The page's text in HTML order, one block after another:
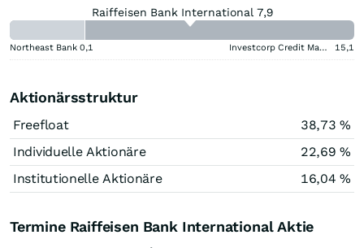
Raiffeisen Bank International 7,9
Northeast Bank 0,1 Investcorp Credit Management BDC 15,1
Aktionärsstruktur
Freefloat
38,73 %
Individuelle Aktionäre
22,69 %
Institutionelle Aktionäre
16,04 %
Termine Raiffeisen Bank International Aktie